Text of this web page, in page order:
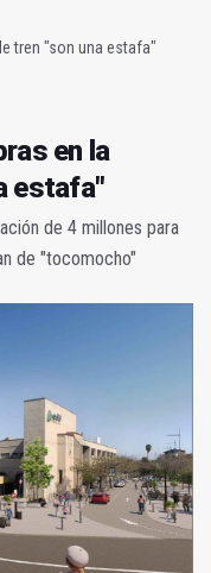
tren "son una estafa"
en la
estafa"
de 4 millones para
de "tocomocho"